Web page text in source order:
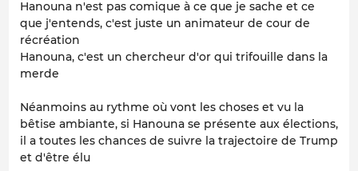
Hanouna n'est pas comique à ce que je sache et ce
que j'entends, c'est juste un animateur de cour de
récréation
Hanouna, c'est un chercheur d'or qui trifouille dans la
merde
Néanmoins au rythme où vont les choses et vu la
bêtise ambiante, si Hanouna se présente aux élections,
il a toutes les chances de suivre la trajectoire de Trump
et d'être élu